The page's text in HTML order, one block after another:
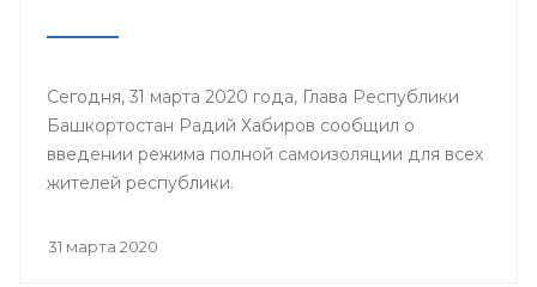
Сегодня, 31 марта 2020 года, Глава Республики
Башкортостан Радий Хабиров сообщил о
введении режима полной самоизоляции для всех
жителей республики.
31 марта 2020